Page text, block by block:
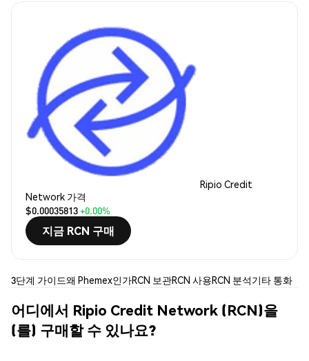
Ripio Credit
Network 가격
$0.00035813+0.00%
지금 RCN 구매
3단계 가이드왜 Phemex인가RCN 보관RCN 사용RCN 분석기타 통화
어디에서 Ripio Credit Network (RCN)을
(를) 구매할 수 있나요?